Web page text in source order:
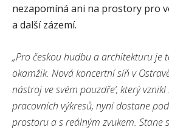
nezapomíná ani na prostory pro
a další zázemí.
„Pro českou hudbu a architekturu je
okamžik. Nová koncertní síň v
nástroj ve svém pouzdře‘, který
pracovních výkresů, nyní dostane
prostoru a s reálným zvukem. Stane